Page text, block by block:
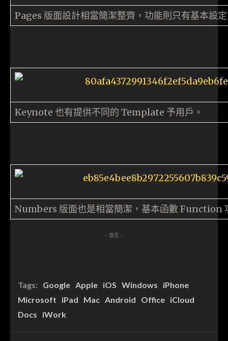
Pages 版面設計相當簡潔整齊，功能則只有基本設
Keynote 也有提供不同的 Template 予用戶。
Numbers 版面也是相當簡潔，基本函數 Function
- 廣告 -
Tags: Google Apple iOS Windows
iPhone
Microsoft
iPad Mac Android Office iCloud
Docs
iWork